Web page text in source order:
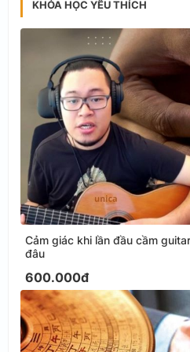
KHÓA HỌC YÊU THÍCH
Cảm giác khi lần đầu cầm
đâu
600.000đ